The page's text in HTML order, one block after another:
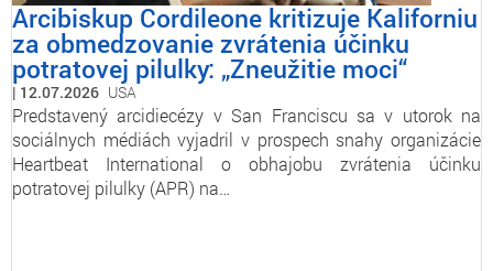
Arcibiskup Cordileone kritizuje Kaliforniu
za obmedzovanie zvrátenia účinku
potratovej pilulky: „Zneužitie moci“
12.07.2026 USA
Predstavený arcidiecézy v San Franciscu sa v utorok na
sociálnych médiách vyjadril v prospech snahy organizácie
Heartbeat International o obhajobu zvrátenia účinku
potratovej pilulky (APR) na…